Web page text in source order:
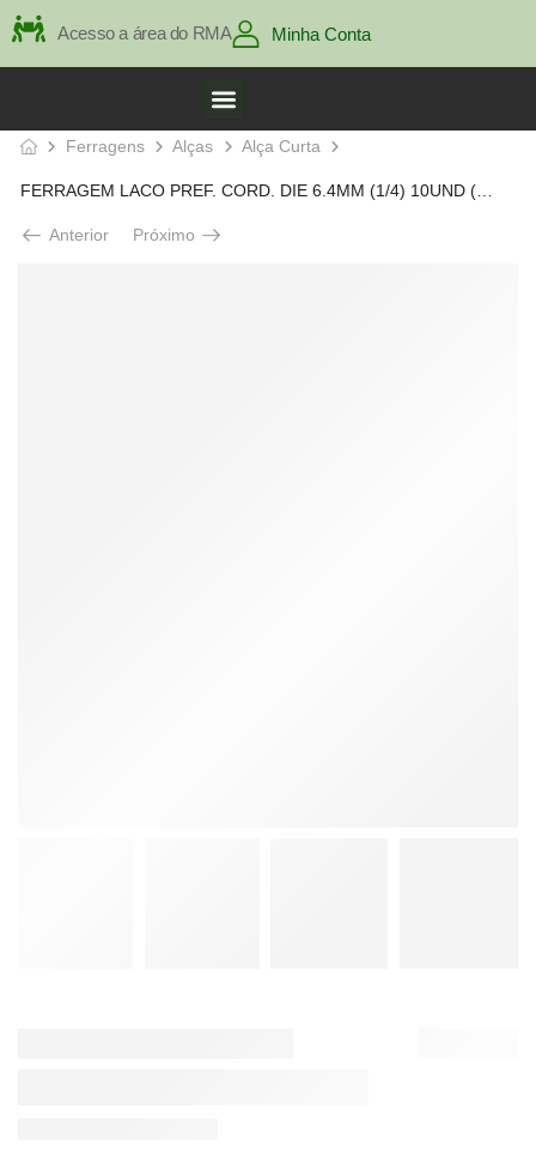
Acesso a área do RMA Minha Conta
Ferragens Alças Alça Curta
Anterior Próximo